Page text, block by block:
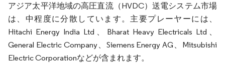
アジア太平洋地域の高圧直流（HVDC）送電システム市場
は、中程度に分散しています。主要プレーヤーには、
Hitachi Energy India Ltd、Bharat Heavy Electricals Ltd、
General Electric Company、Siemens Energy AG、Mitsubishi
Electric Corporationなどが含まれます。